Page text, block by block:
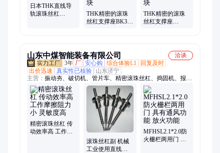
叉滚子轴承、TR外球面轴承、INA印刷机轴承、机床主轴轴承、
IKO滚针轴承、THK导轨滑块
日本THK直线导
轨滚珠丝杠
THK精密的滚珠
丝杠支撑座BK35
THK精密的滚珠
丝杠支撑座
山东中煤智能装备有限公司
洽谈
3年 厂 安心购 综合体验L1
回复及时
出价迅速
真实性已核验
山东济宁
主营： 振动夯、破切机、管片车、精密滚珠丝杠、捣固机、报警
仪、风煤钻、风筒布、三用阀、减速机、电机车、除雪机、铁水
包、振动器、磨轨机、凿毛机、道口板、充气胎、行走轮、封孔
器、介质粉、测定仪、传感器、泥浆泵、岔机芯、校正仪
精密滚珠丝杠 传
动效率高 工作摩
滚珠丝杠副 机械
工业使用直线运
MFHSL2.1*2.0防
火栅栏两用门 具